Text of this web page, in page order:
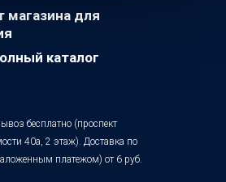
магазина для
каталог
бесплатно (проспект
40а, 2 этаж). Доставка по
платежом) от 6 руб.